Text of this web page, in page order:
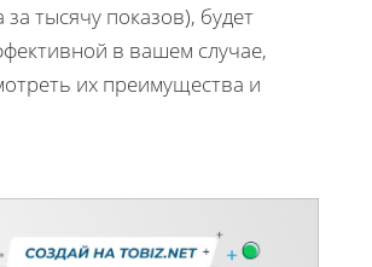
за тысячу показов), будет
в вашем случае,
их преимущества и